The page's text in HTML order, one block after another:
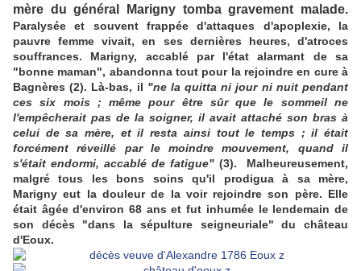
mère du général Marigny tomba gravement malade.
Paralysée et souvent frappée d'attaques d'apoplexie, la
pauvre femme vivait, en ses dernières heures, d'atroces
souffrances. Marigny, accablé par l'état alarmant de sa
"bonne maman", abandonna tout pour la rejoindre en cure à
Bagnères (2). Là-bas, il "ne la quitta ni jour ni nuit pendant
ces six mois ; même pour être sûr que le sommeil ne
l'empêcherait pas de la soigner, il avait attaché son bras à
celui de sa mère, et il resta ainsi tout le temps ; il était
forcément réveillé par le moindre mouvement, quand il
s'était endormi, accablé de fatigue" (3). Malheureusement,
malgré tous les bons soins qu'il prodigua à sa mère,
Marigny eut la douleur de la voir rejoindre son père. Elle
était âgée d'environ 68 ans et fut inhumée le lendemain de
son décès "dans la sépulture seigneuriale" du château
d'Eoux.